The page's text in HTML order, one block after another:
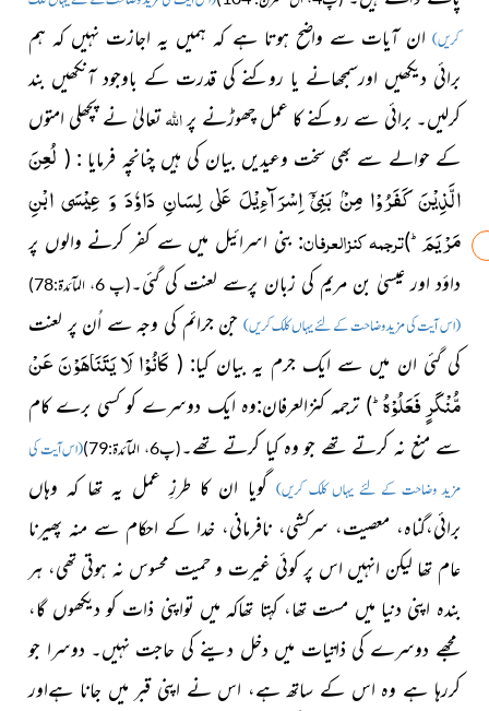
کریں) ان آیات سے واضح ہوتا ہے کہ ہمیں یہ اجازت نہیں کہ ہم
برائی دیکھیں اورسمجھانے یا روکنے کی قدرت کے باوجود آنکھیں بند
کرلیں۔ برائی سے روکنے کا عمل چھوڑنے پر اللہتعالیٰ نے پچھلی امتوں
کے حوالے سے بھی سخت وعیدیں بیان کی ہیں چنانچہ فرمایا : ( لُعِنَ
الَّذِیْنَ كَفَرُوْا مِنْۢ بَنِیْۤ اِسْرَآءِیْلَ عَلٰى لِسَانِ دَاوٗدَ وَ عِیْسَى ابْنِ
مَرْیَمَؕ-)ترجمہ كنزالعرفان: بنی اسرائیل میں سے کفر کرنے والوں پر
داؤد اور عیسیٰ بن مریم کی زبان پرسے لعنت کی گئی۔(پ 6، المآئدۃ:78)
(اس آیت کی مزید وضاحت کے لئے یہاں کلک کریں) جن جرائم کی وجہ سے اُن پر لعنت
کی گئی ان میں سے ایک جرم یہ بیان کیا: ( كَانُوْا لَا یَتَنَاهَوْنَ عَنْ
مُّنْكَرٍ فَعَلُوْهُؕ-) ترجمہ كنزالعرفان:وہ ایک دوسرے کو کسی برے کام
سے منع نہ کرتے تھے جو وہ کیا کرتے تھے۔(پ6، المآئدۃ:79)
(اس آیت کی
مزید وضاحت کے لئے یہاں کلک کریں) گویا انکا طرزِ عمل یہ تھا کہ وہاں
برائی،گناہ، معصیت، سرکشی، نافرمانی، خدا کے احکام سے منہ پھیرنا
عام تھا لیکن انہیں اس پر کوئی غیرت و حمیت محسوس نہ ہوتی تھی، ہر
بندہ اپنی دنیا میں مست تھا، کہتا تھاکہ میں تواپنی ذات کو دیکھوں گا،
مجھے دوسرے کی ذاتیات میں دخل دینے کی حاجت نہیں۔ دوسرا جو
کررہا ہے وہ اس کے ساتھ ہے، اس نے اپنی قبر میں جانا ہےاور